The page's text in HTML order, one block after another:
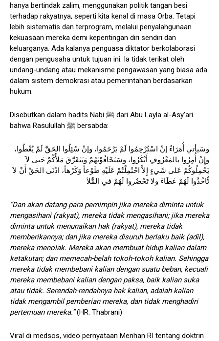
hanya bertindak zalim, menggunakan politik tangan besi
terhadap rakyatnya, seperti kita kenal di masa Orba. Tetapi
lebih sistematis dan terprogram, melalui penyalahgunaan
kekuasaan mereka demi kepentingan diri sendiri dan
keluarganya. Ada kalanya penguasa diktator berkolaborasi
dengan pengusaha untuk tujuan ini. Ia tidak terikat oleh
undang-undang atau mekanisme pengawasan yang biasa ada
dalam sistem demokrasi atau pemerintahan berdasarkan
hukum.
Disebutkan dalam hadits Nabi ﷺ dari Abu Layla al-Asy’ari
bahwa Rasulullah ﷺ bersabda:
وسَيأتي أُمَرَاءُ إنْ اسْتُرْحِمُوا لَمْ يَرْحَمُوا، وإنْ سُئِلُوا الحَقَّ لَمْ يُعْطُوا،
وإِنْ أُمِرُوا بالمَعْرُوفِ أَنْكَرُوا، وسَتَخَافُوْنَهُمْ وَيَتَفَرَّقَ مَلأُكُمْ حَتى لاَ
يَحْمِلُوكُمْ عَلى شَيءٍ إِلاَّ احْتُمِلْتُمْ عَلَيْهِ طَوْعاً وَكَرْهاً، ادْنَى الحَقِّ أَنْ لاَ
تٌّاخُذُوا لَهُمْ عَطَاءً ولا تَحْضُروا لَهُمْ في المًّلاَ
“Dan akan datang para pemimpin jika mereka diminta untuk
mengasihani (rakyat), mereka tidak mengasihani; jika mereka
diminta untuk menunaikan hak (rakyat), mereka tidak
memberikannya; dan jika mereka disuruh berlaku baik (adil),
mereka menolak. Mereka akan membuat hidup kalian dalam
ketakutan; dan memecah-belah tokoh-tokoh kalian. Sehingga
mereka tidak membebani kalian dengan suatu beban, kecuali
mereka membebani kalian dengan paksa, baik kalian suka
atau tidak. Serendah-rendahnya hak kalian, adalah kalian
tidak mengambil pemberian mereka, dan tidak menghadiri
pertemuan mereka.”(HR. Thabrani)
Viral di medsos, video pernyataan Menhan RI tentang doktrin